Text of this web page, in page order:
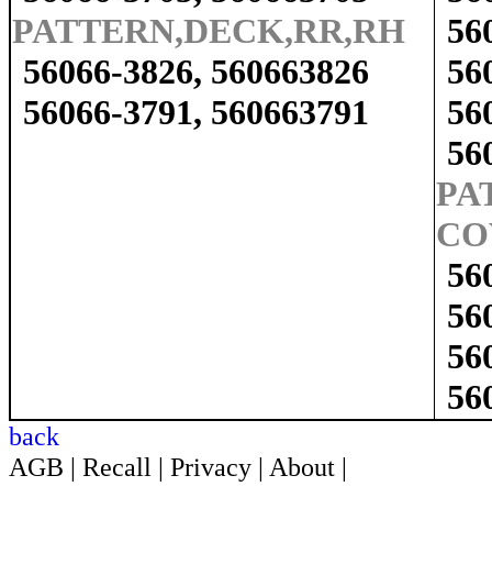
PATTERN,DECK,RR,RH
56066-3826, 560663826
56066-3791, 560663791
back
AGB | Recall | Privacy | About |